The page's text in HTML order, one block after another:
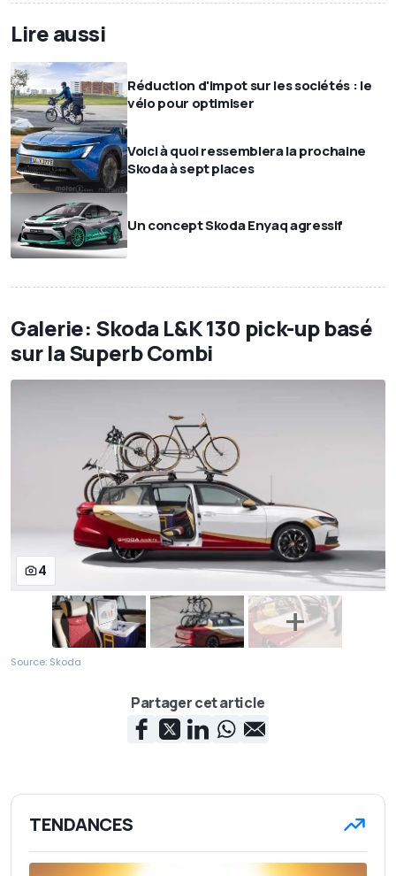
Lire aussi
Réduction d'impot sur les sociétés : le
vélo pour optimiser
Voici à quoi ressemblera la prochaine
Skoda à sept places
Un concept Skoda Enyaq agressif
Galerie: Skoda L&K 130 pick-up basé
sur la Superb Combi
4
Source: Skoda
Partager cet article
TENDANCES